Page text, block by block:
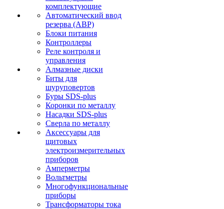
комплектующие
Автоматический ввод
резерва (АВР)
Блоки питания
Контроллеры
Реле контроля и
управления
Алмазные диски
Биты для
шуруповертов
Буры SDS-plus
Коронки по металлу
Насадки SDS-plus
Сверла по металлу
Аксессуары для
щитовых
электроизмерительных
приборов
Амперметры
Вольтметры
Многофункциональные
приборы
Трансформаторы тока